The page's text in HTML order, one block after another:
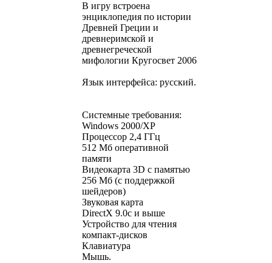
В игру встроена
энциклопедия по истории
Древней Греции и
древнеримской и
древнегреческой
мифологии Кругосвет 2006
Язык интерфейса: русский.
Системные требования:
Windows 2000/XP
Процессор 2,4 ГГц
512 Мб оперативной
памяти
Видеокарта 3D с памятью
256 Мб (с поддержкой
шейдеров)
Звуковая карта
DirectX 9.0c и выше
Устройство для чтения
компакт-дисков
Клавиатура
Мышь.